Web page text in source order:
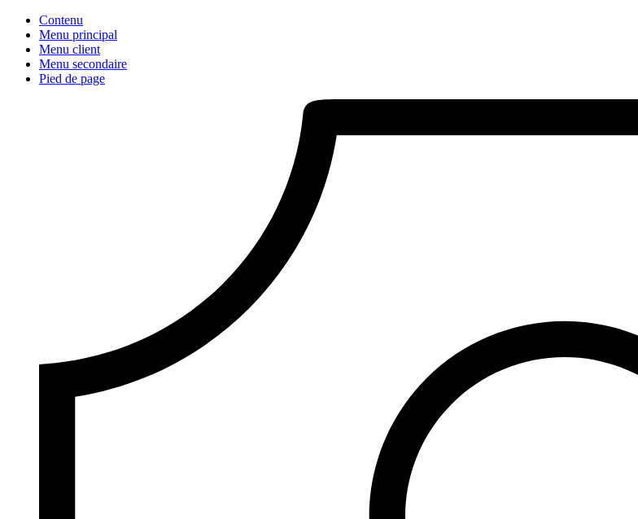
Contenu
Menu principal
Menu client
Menu secondaire
Pied de page